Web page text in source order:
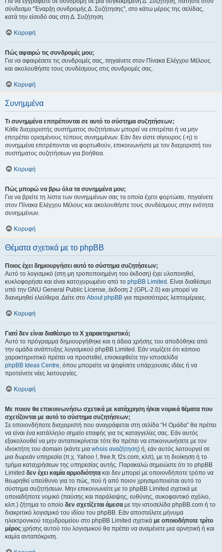
σύνδεσμο “Έναρξη συνδρομής Δ. Συζήτησης”, στο κάτω μέρος της σελίδας,
κατά την είσοδό σας στη Δ. Συζήτηση.
Κορυφή
Πώς αφαιρώ τις συνδρομές μου;
Για να αφαιρέσετε τις συνδρομές σας, πηγαίνετε στον Πίνακα Ελέγχου Μέλους
και ακολουθήστε τους συνδέσμους στις συνδρομές σας.
Κορυφή
Συνημμένα
Τι συνημμένα επιτρέπονται σε αυτό το σύστημα συζητήσεων;
Κάθε διαχειριστής συστήματος συζητήσεων μπορεί να επιτρέπει ή να μην
επιτρέπει ορισμένους τύπους συνημμένων. Εάν δεν είστε σίγουρος (-η) τι
συνημμένα επιτρέπονται να φορτωθούν, επικοινωνήστε με τον διαχειριστή του
συστήματος συζητήσεων για βοήθεια.
Κορυφή
Πώς μπορώ να βρω όλα τα συνημμένα μου;
Για να βρείτε τη λίστα των συνημμένων σας τα οποία έχετε φορτώσει, πηγαίνετε
στον Πίνακα Ελέγχου Μέλους και ακολουθήστε τους συνδέσμους στην ενότητα
συνημμένων.
Κορυφή
Θέματα σχετικά με το phpBB
Ποιος έχει δημιουργήσει αυτό το σύστημα συζητήσεων;
Αυτό το λογισμικό (στη μη τροποποιημένη του έκδοση) έχει υλοποιηθεί,
κυκλοφορήσει και είναι κατοχυρωμένο από το phpBB Limited . Είναι διαθέσιμο
υπό την GNU General Public License, έκδοση 2 (GPL-2.0) και μπορεί να
διανεμηθεί ελεύθερα. Δείτε στο About phpBB για περισσότερες λεπτομέρειες.
Κορυφή
Γιατί δεν είναι διαθέσιμο το Χ χαρακτηριστικό;
Αυτό το πρόγραμμα δημιουργήθηκε και η άδεια χρήσης του αποδόθηκε από
την ομάδα ανάπτυξης λογισμικού phpBB Limited. Εάν νομίζετε ότι κάποιο
χαρακτηριστικό πρέπει να προστεθεί, επισκεφθείτε την ιστοσελίδα
phpBB Ideas Centre, όπου μπορείτε να ψηφίσετε υπάρχουσες ιδέες ή να
προτείνετε νέες λειτουργίες.
Κορυφή
Με ποιον θα επικοινωνήσω σχετικά με κατάχρηση ή/και νομικά θέματα που
σχετίζονται με αυτό το σύστημα συζητήσεων;
Σε οποιονδήποτε διαχειριστή που αναγράφεται στη σελίδα “Η Ομάδα” θα πρέπει
να είναι ένα κατάλληλο σημείο επαφής για τις καταγγελίες σας. Εάν αυτός
εξακολουθεί να μην ανταποκρίνεται τότε θα πρέπει να επικοινωνήσετε με τον
ιδιοκτήτη του domain (κάντε μια whois αναζήτηση) ή, εάν αυτός λειτουργεί σε
μια δωρεάν υπηρεσία (π.χ. Yahoo !, free.fr, f2s.com, κλπ), με τη διοίκηση ή το
τμήμα καταχρήσεων της υπηρεσίας αυτής. Παρακαλώ σημειώστε ότι το phpBB
Limited δεν έχει καμία αρμοδιότητα και δεν μπορεί με οποιονδήποτε τρόπο να
θεωρηθεί υπεύθυνο για το πώς, πού ή από ποιον χρησιμοποιείται αυτό το
σύστημα συζητήσεων. Μην επικοινωνείτε με το phpBB Limited σχετικά με
οποιαδήποτε νομικό (παύσης και παράλειψης, ευθύνης, συκοφαντικό σχόλιο,
κλπ.) ζήτημα το οποίο δεν σχετίζεται άμεσα με την ιστοσελίδα phpBB.com ή το
διακριτικό λογισμικό του ιδίου του phpBB. Εάν αποστείλετε μήνυμα
ηλεκτρονικού ταχυδρομείου στο phpBB Limited σχετικά με οποιοδήποτε τρίτο
μέρος χρήσης αυτού του λογισμικού θα πρέπει να αναμένετε μια αρνητική ή και
καμία ανταπόκριση.